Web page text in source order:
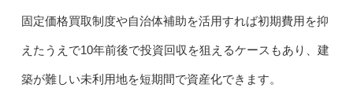
固定価格買取制度や自治体補助を活用すれば初期費用を抑
えたうえで10年前後で投資回収を狙えるケースもあり、建
築が難しい未利用地を短期間で資産化できます。